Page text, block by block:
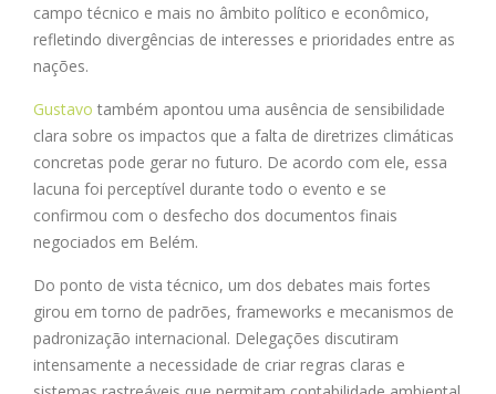
campo técnico e mais no âmbito político e econômico,
refletindo divergências de interesses e prioridades entre as
nações.
Gustavo também apontou uma ausência de sensibilidade
clara sobre os impactos que a falta de diretrizes climáticas
concretas pode gerar no futuro. De acordo com ele, essa
lacuna foi perceptível durante todo o evento e se
confirmou com o desfecho dos documentos finais
negociados em Belém.
Do ponto de vista técnico, um dos debates mais fortes
girou em torno de padrões, frameworks e mecanismos de
padronização internacional. Delegações discutiram
intensamente a necessidade de criar regras claras e